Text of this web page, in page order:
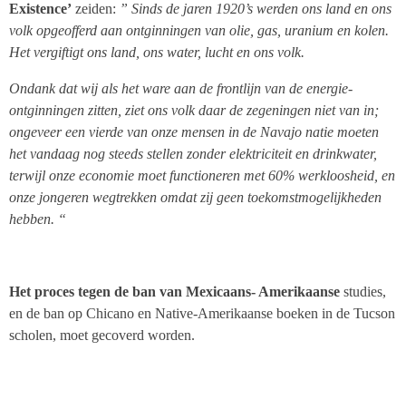
Existence’ zeiden: ” Sinds de jaren 1920’s werden ons land en ons
volk opgeofferd aan ontginningen van olie, gas, uranium en kolen.
Het vergiftigt ons land, ons water, lucht en ons volk.
Ondank dat wij als het ware aan de frontlijn van de energie-
ontginningen zitten, ziet ons volk daar de zegeningen niet van in;
ongeveer een vierde van onze mensen in de Navajo natie moeten
het vandaag nog steeds stellen zonder elektriciteit en drinkwater,
terwijl onze economie moet functioneren met 60% werkloosheid, en
onze jongeren wegtrekken omdat zij geen toekomstmogelijkheden
hebben. “
Het proces tegen de ban van Mexicaans- Amerikaanse studies,
en de ban op Chicano en Native-Amerikaanse boeken in de Tucson
scholen, moet gecoverd worden.